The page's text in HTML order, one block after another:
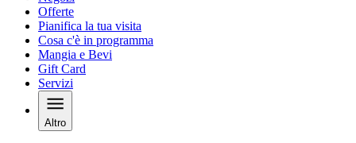
Offerte
Pianifica la tua visita
Cosa c'è in programma
Mangia e Bevi
Gift Card
Servizi
Altro